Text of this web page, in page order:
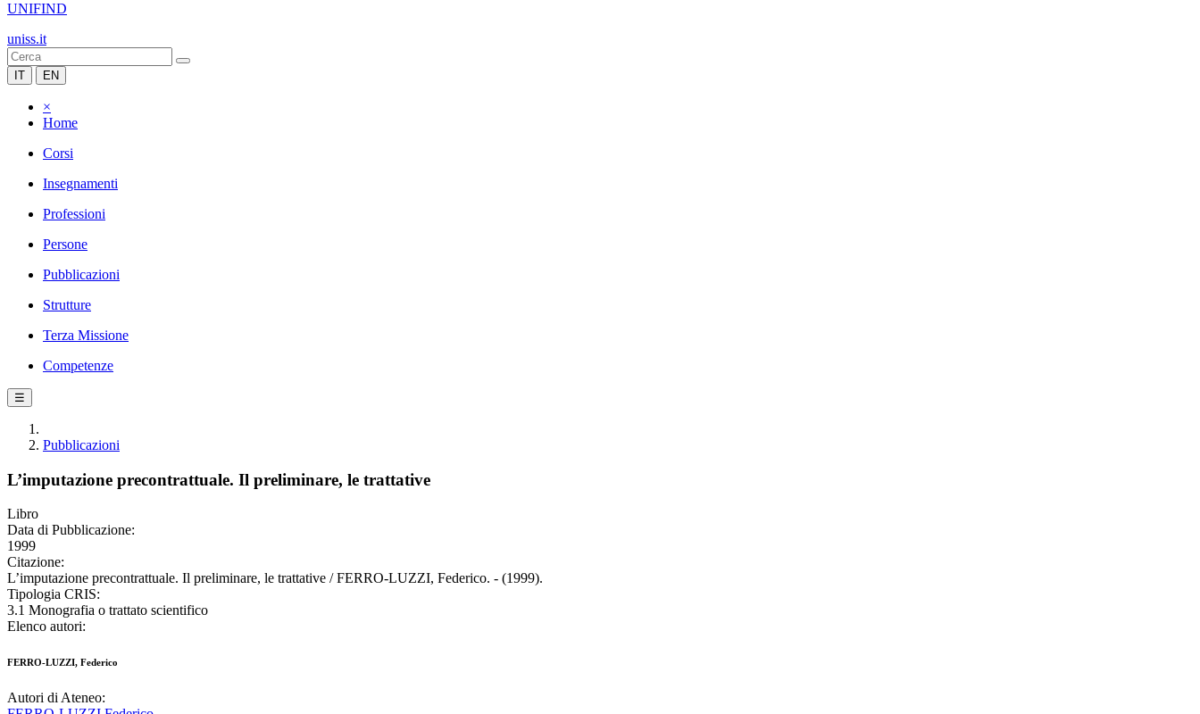
UNIFIND
uniss.it
IT EN
×
Home
Corsi
Insegnamenti
Professioni
Persone
Pubblicazioni
Strutture
Terza Missione
Competenze
☰
Pubblicazioni
L’imputazione precontrattuale. Il preliminare, le trattative
Libro
Data di Pubblicazione:
1999
Citazione:
L’imputazione precontrattuale. Il preliminare, le trattative / FERRO-LUZZI, Federico. - (1999).
Tipologia CRIS:
3.1 Monografia o trattato scientifico
Elenco autori:
FERRO-LUZZI, Federico
Autori di Ateneo: